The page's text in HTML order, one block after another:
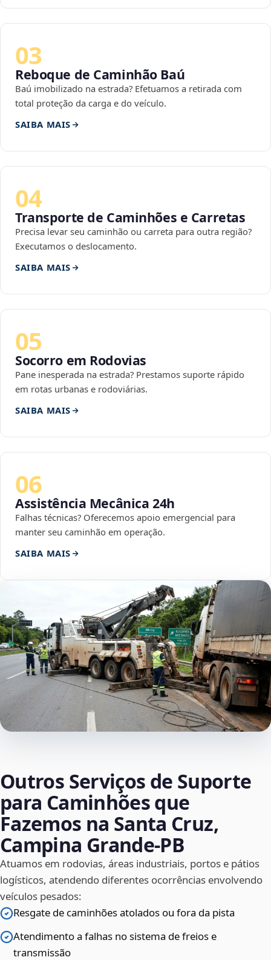
03
Reboque de Caminhão Baú
Baú imobilizado na estrada? Efetuamos a retirada com
total proteção da carga e do veículo.
SAIBA MAIS
04
Transporte de Caminhões e Carretas
Precisa levar seu caminhão ou carreta para outra região?
Executamos o deslocamento.
SAIBA MAIS
05
Socorro em Rodovias
Pane inesperada na estrada? Prestamos suporte rápido
em rotas urbanas e rodoviárias.
SAIBA MAIS
06
Assistência Mecânica 24h
Falhas técnicas? Oferecemos apoio emergencial para
manter seu caminhão em operação.
SAIBA MAIS
Outros Serviços de Suporte
para Caminhões que
Fazemos na Santa Cruz,
Campina Grande‑PB
Atuamos em rodovias, áreas industriais, portos e pátios
logísticos, atendendo diferentes ocorrências envolvendo
veículos pesados:
Resgate de caminhões atolados ou fora da pista
Atendimento a falhas no sistema de freios e
transmissão